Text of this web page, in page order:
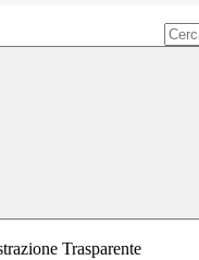
Trasparente